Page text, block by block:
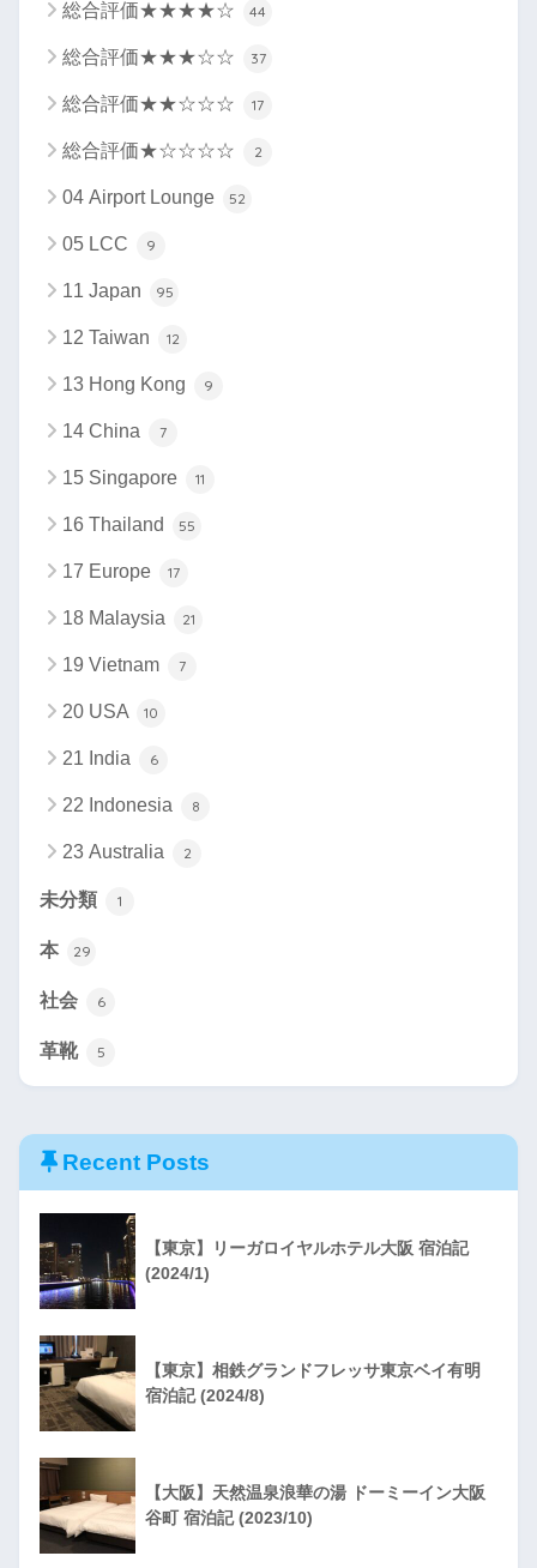
総合評価★★★★☆ 44
総合評価★★★☆☆ 37
総合評価★★☆☆☆ 17
総合評価★☆☆☆☆ 2
04 Airport Lounge 52
05 LCC 9
11 Japan 95
12 Taiwan 12
13 Hong Kong 9
14 China 7
15 Singapore 11
16 Thailand 55
17 Europe 17
18 Malaysia 21
19 Vietnam 7
20 USA 10
21 India 6
22 Indonesia 8
23 Australia 2
未分類 1
本 29
社会 6
革靴 5
Recent Posts
【東京】リーガロイヤルホテル大阪 宿泊記
(2024/1)
【東京】相鉄グランドフレッサ東京ベイ有明
宿泊記 (2024/8)
【大阪】天然温泉浪華の湯 ドーミーイン大阪
谷町 宿泊記 (2023/10)